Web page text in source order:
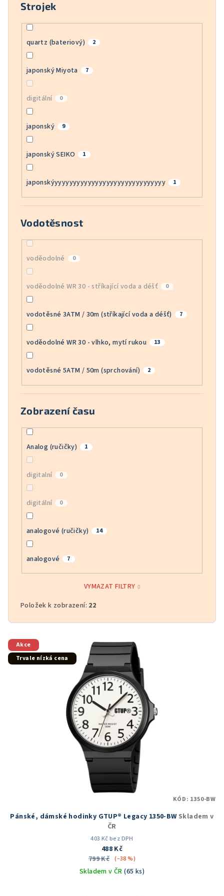
Strojek
quartz (bateriový) 2
japonský Miyota 7
digitální 0
japonský 9
japonský SEIKO 1
japonskýyyyyyyyyyyyyyyyyyyyyyyyyyyyyyy 1
Vodotěsnost
voděodolné 0
voděodolné WR 30 - stříkající voda a déšť 0
vodotěsné 3ATM / 30m (stříkající voda a déšť) 7
voděodolné WR 30 - vlhko, mytí rukou 13
vodotěsné 5ATM / 50m (sprchování) 2
Zobrazení času
Analog (ručičky) 1
digitalní 0
digitální 0
analogové (ručičky) 14
analogové 7
VYMAZAT FILTRY
Položek k zobrazení: 22
V
ý
p
Akce
Trvale nízká cena
Pánské, dámské hodinky GTUP® Legacy 1350-BW Skladem v
ČR
403 Kč bez DPH
488 Kč
799 Kč (–38 %)
Skladem v ČR(65 ks)
KÓD: 1350-BW